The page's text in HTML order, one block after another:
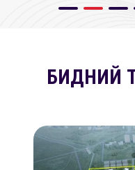
БИДНИЙ